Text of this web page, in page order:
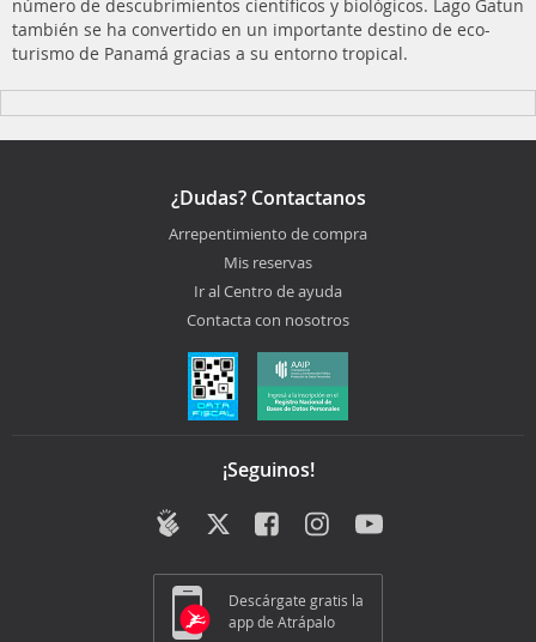
número de descubrimientos científicos y biológicos. Lago Gatun
también se ha convertido en un importante destino de eco-
turismo de Panamá gracias a su entorno tropical.
¿Dudas? Contactanos
Arrepentimiento de compra
Mis reservas
Ir al Centro de ayuda
Contacta con nosotros
¡Seguinos!
Descárgate gratis la
app de Atrápalo